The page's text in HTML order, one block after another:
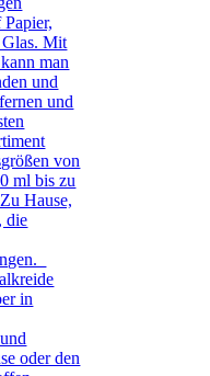
Papier,
Glas. Mit
man
und
und
von
ml bis zu
Hause,
die
in
oder den